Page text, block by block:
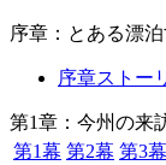
序章：とある漂
序章ストー
第1章：今州の来
第1幕 第2幕 第3幕